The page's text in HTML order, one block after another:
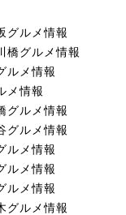
グルメ情報
橋グルメ情報
ルメ情報
メ情報
グルメ情報
グルメ情報
ルメ情報
ルメ情報
ルメ情報
グルメ情報